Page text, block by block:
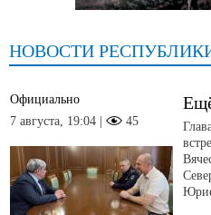
НОВОСТИ
Официально
7 августа, 19:04 |
45